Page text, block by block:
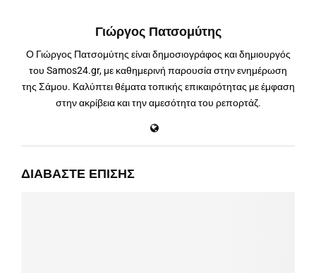
Γιώργος Πατσομύτης
Ο Γιώργος Πατσομύτης είναι δημοσιογράφος και δημιουργός
του Samos24.gr, με καθημερινή παρουσία στην ενημέρωση
της Σάμου. Καλύπτει θέματα τοπικής επικαιρότητας με έμφαση
στην ακρίβεια και την αμεσότητα του ρεπορτάζ.
ΔΙΑΒΆΣΤΕ ΕΠΊΣΗΣ